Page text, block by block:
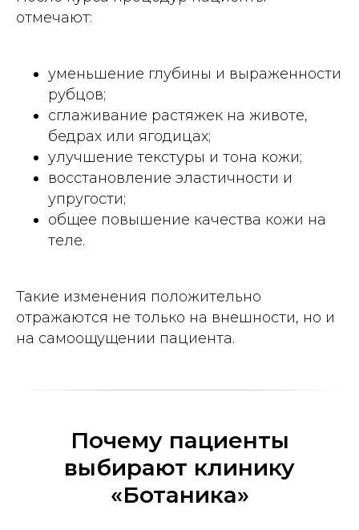
отмечают:
уменьшение глубины и выраженности
рубцов;
сглаживание растяжек на животе,
бедрах или ягодицах;
улучшение текстуры и тона кожи;
восстановление эластичности и
упругости;
общее повышение качества кожи на
теле.
Такие изменения положительно
отражаются не только на внешности, но и
на самоощущении пациента.
Почему пациенты
выбирают клинику
«Ботаника»